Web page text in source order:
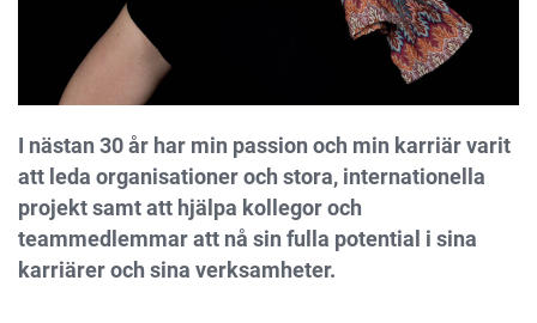
I nästan 30 år har min passion och min karriär varit
att leda organisationer och stora, internationella
projekt samt att hjälpa kollegor och
teammedlemmar att nå sin fulla potential i sina
karriärer och sina verksamheter.